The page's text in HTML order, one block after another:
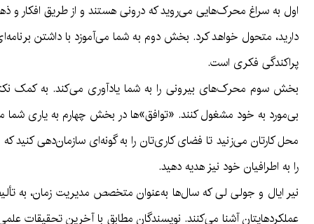
اول به سراغ محرک‌هایی می‌روید که درونی هستند و از طریق افکار و
دارید، متحول خواهد کرد. بخش دوم به شما می‌آموزد با داشتن
پراکندگی فکری است.
بخش سوم محرک‌های بیرونی را به شما یادآوری می‌کند. به کمک
بی‌مورد به خود مشغول کنند. «توافق»‌ها در بخش چهارم به یاری
محل کارتان می‌زنید تا فضای کاری‌تان را به گونه‌ای سازمان‌دهی
را به اطرافیان خود نیز هدیه دهید.
نیر ایال و جولی لی که سال‌ها به‌عنوان متخصص مدیریت زمان، به
عملکردهایتان آشنا می‌کنند. نویسندگان مطابق با آخرین تحقیقات